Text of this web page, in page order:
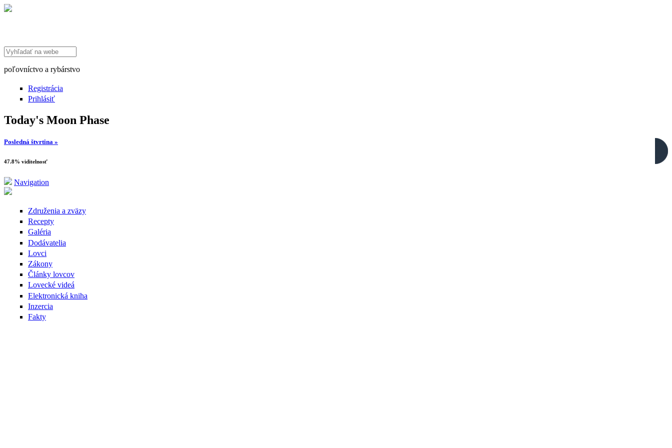
Search this site
poľovníctvo a rybárstvo
Registrácia
Prihlásiť
Today's Moon Phase
Posledná štvrtina »
47.8% viditelnosť
Navigation
Združenia a zväzy
Recepty
Galéria
Dodávatelia
Lovci
Zákony
Články lovcov
Lovecké videá
Elektronická kniha
Inzercia
Fakty